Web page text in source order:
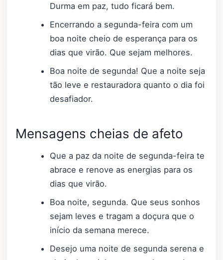
Durma em paz, tudo ficará bem.
Encerrando a segunda-feira com um
boa noite cheio de esperança para os
dias que virão. Que sejam melhores.
Boa noite de segunda! Que a noite seja
tão leve e restauradora quanto o dia foi
desafiador.
Mensagens cheias de afeto
Que a paz da noite de segunda-feira te
abrace e renove as energias para os
dias que virão.
Boa noite, segunda. Que seus sonhos
sejam leves e tragam a doçura que o
início da semana merece.
Desejo uma noite de segunda serena e